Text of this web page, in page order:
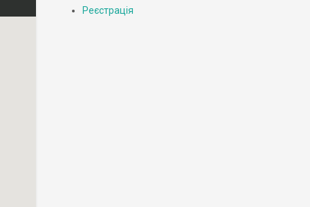
Реєстрація